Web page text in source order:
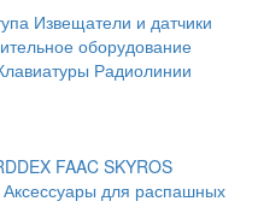
Извещатели и датчики
оборудование
Радиолинии
FAAC SKYROS
Аксессуары для распашных